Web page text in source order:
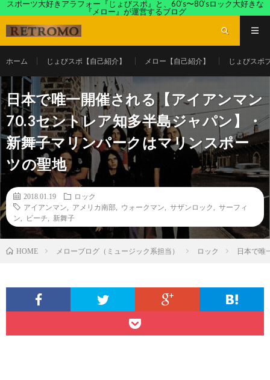
スポーツ大好きアラフォー『じょびスポ』と、60’s〜80’sロック大好きな
『メロー』が運営するブログ
ホーム じょびスポ【自己紹介】 メロー【自己紹介】 じょびスポ
日本で唯一開催される【アイアンマン
70.3セントレア知多半島ジャパン】・
新舞子マリンパークはマリンスポー
ツの聖地
2018.01.19
ロック
アイアンマン
アメリカ南部 ウォークマン サザンロック
サーフィ
ン
ビーチ 新舞子
HOME メローブログ（ミュージック系担当） ロック 日本で唯